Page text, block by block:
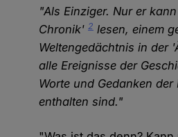
"Als Einziger. Nur er
Chronik'2 lesen, einem
Weltengedächtnis in der
alle Ereignisse der
Worte und Gedanken der
enthalten sind."